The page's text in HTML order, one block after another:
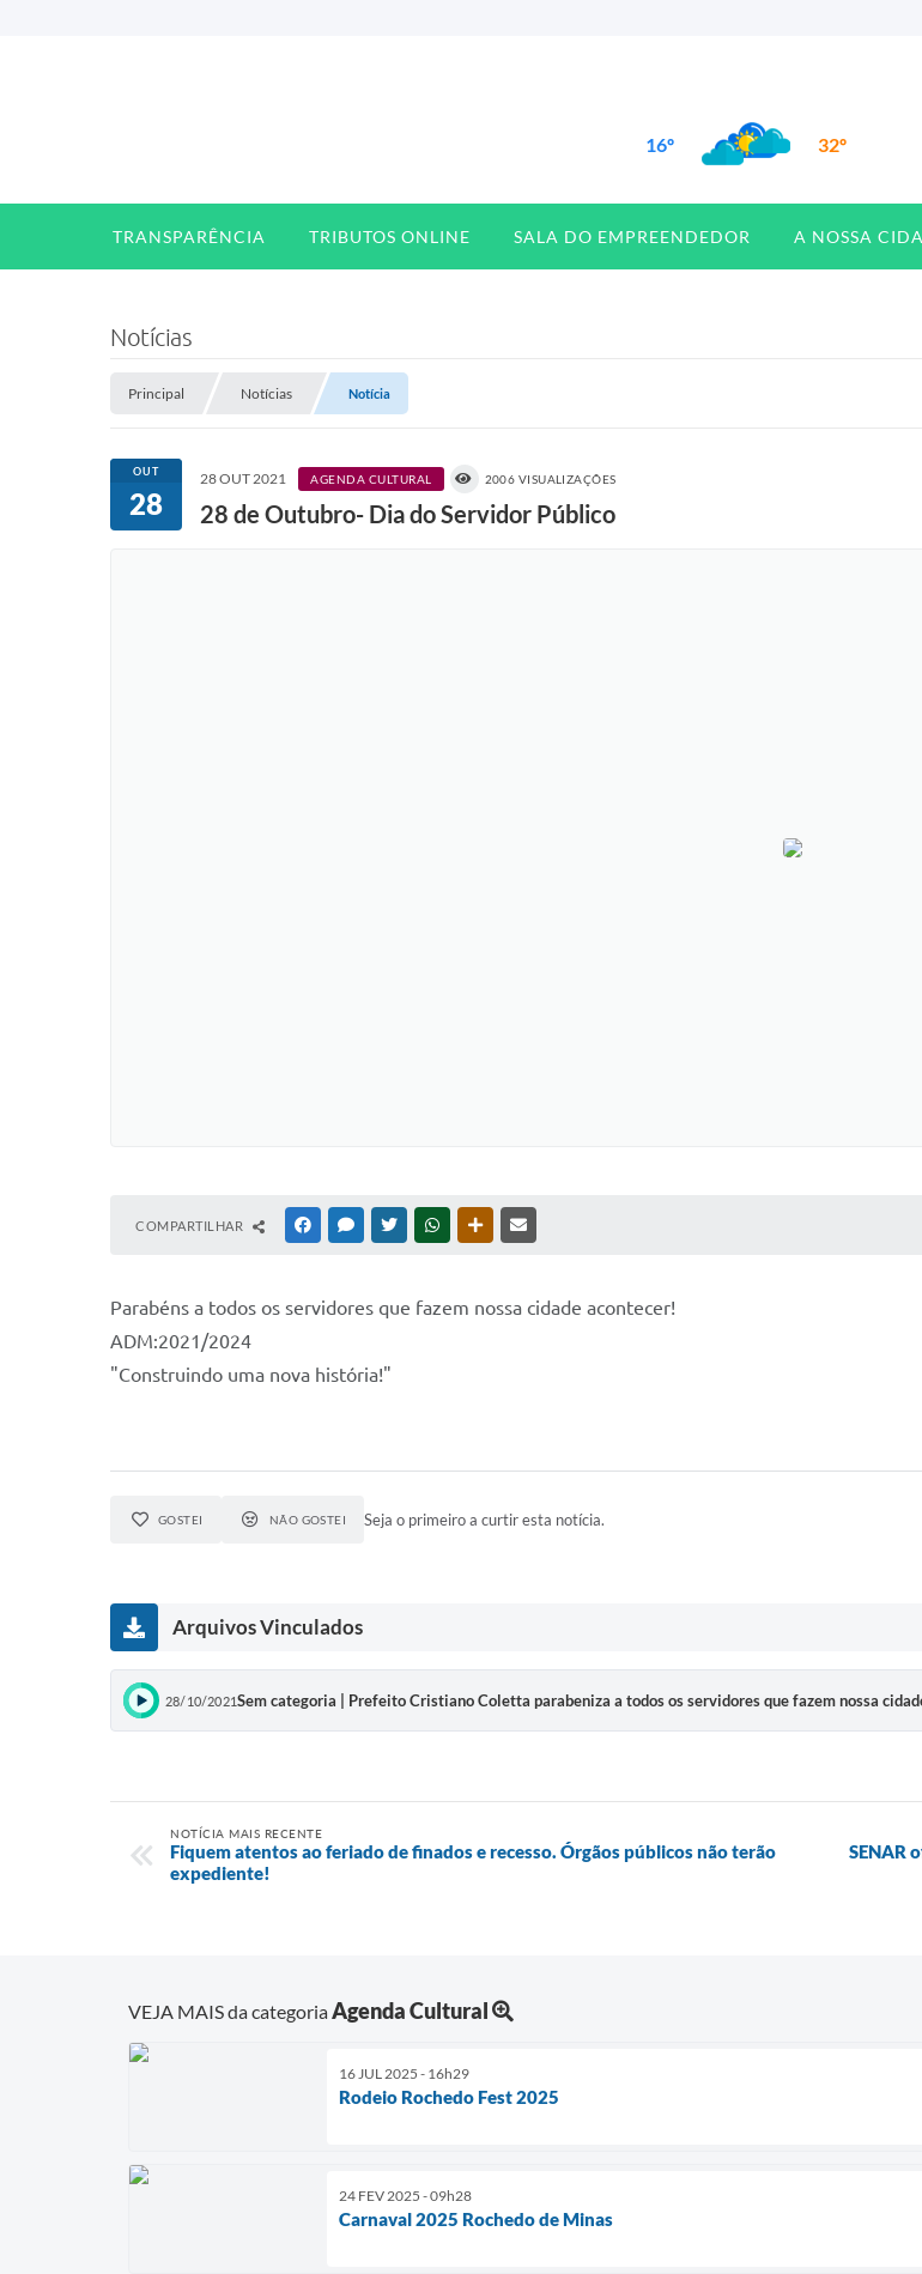
16º 32º
TRANSPARÊNCIA TRIBUTOS ONLINE SALA DO EMPREENDEDOR A NOSSA
Notícias
Principal Notícias Notícia
OUT
28
28 OUT 2021 AGENDA CULTURAL 2006 VISUALIZAÇÕES
28 de Outubro- Dia do Servidor Público
COMPARTILHAR FACEBOOKMESSENGER
TWITTERWHATSAPPOUTRAS MÍDIAS
Parabéns a todos os servidores que fazem nossa cidade acontecer!
ADM:2021/2024
"Construindo uma nova história!"
GOSTEI NÃO GOSTEI Seja o primeiro a curtir esta notícia.
Arquivos Vinculados
28/10/2021Sem categoria | Prefeito Cristiano Coletta parabeniza a todos os servidores que fazem nossa
NOTÍCIA MAIS RECENTE
Fiquem atentos ao feriado de finados e recesso. Órgãos públicos não terão
expediente!
SENAR
VEJA MAIS da categoriaAgenda Cultural
16 JUL 2025 - 16h29
Rodeio Rochedo Fest 2025
24 FEV 2025 - 09h28
Carnaval 2025 Rochedo de Minas